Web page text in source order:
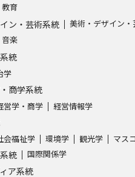
教育
ン・芸術系統 美術・デザイン・
音楽
統
学
商学系統
営学・商学 経営情報学
会福祉学 環境学 観光学 マス
統 国際関係学
ア系統